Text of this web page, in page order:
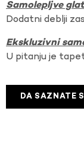
Samolepljve
Dodatni deblji
Ekskluzivni
U pitanju je
DA SAZNATE